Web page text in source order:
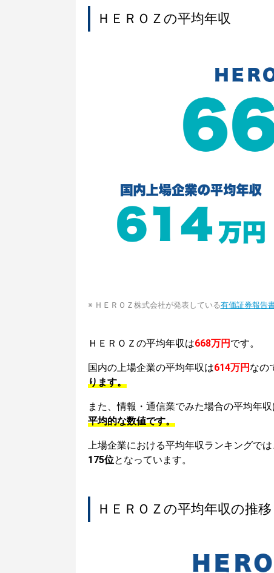
ＨＥＲＯＺの平均年収
※ ＨＥＲＯＺ株式会社が発表している有価証券報告
ＨＥＲＯＺの平均年収は668万円 です。
国内の上場企業の平均年収は614万円 なの
ります。
また、情報・通信業でみた場合の平均年収
平均的な数値です。
上場企業における平均年収ランキングで
175位となっています。
ＨＥＲＯＺの平均年収の推移